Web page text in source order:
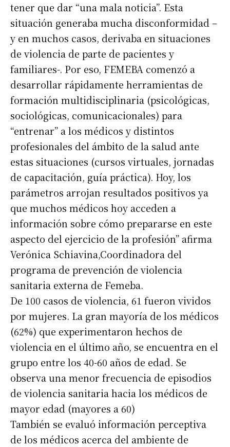
tener que dar “una mala noticia”. Esta
situación generaba mucha disconformidad –
y en muchos casos, derivaba en situaciones
de violencia de parte de pacientes y
familiares-. Por eso, FEMEBA comenzó a
desarrollar rápidamente herramientas de
formación multidisciplinaria (psicológicas,
sociológicas, comunicacionales) para
“entrenar” a los médicos y distintos
profesionales del ámbito de la salud ante
estas situaciones (cursos virtuales, jornadas
de capacitación, guía práctica). Hoy, los
parámetros arrojan resultados positivos ya
que muchos médicos hoy acceden a
información sobre cómo prepararse en este
aspecto del ejercicio de la profesión” afirma
Verónica Schiavina,Coordinadora del
programa de prevención de violencia
sanitaria externa de Femeba.
De 100 casos de violencia, 61 fueron vividos
por mujeres. La gran mayoría de los médicos
(62%) que experimentaron hechos de
violencia en el último año, se encuentra en el
grupo entre los 40-60 años de edad. Se
observa una menor frecuencia de episodios
de violencia sanitaria hacia los médicos de
mayor edad (mayores a 60)
También se evaluó información perceptiva
de los médicos acerca del ambiente de